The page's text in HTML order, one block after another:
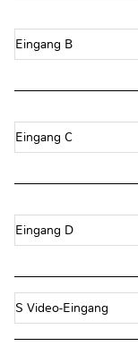
Eingang B
Eingang C
Eingang D
S Video-Eingang